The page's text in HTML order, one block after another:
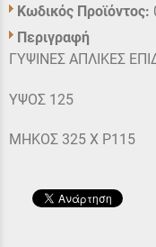
Κωδικός Προϊόντος:
Περιγραφή
ΓΥΨΙΝΕΣ ΑΠΛΙΚΕΣ
ΥΨΟΣ 125
ΜΗΚΟΣ 325 Χ P115